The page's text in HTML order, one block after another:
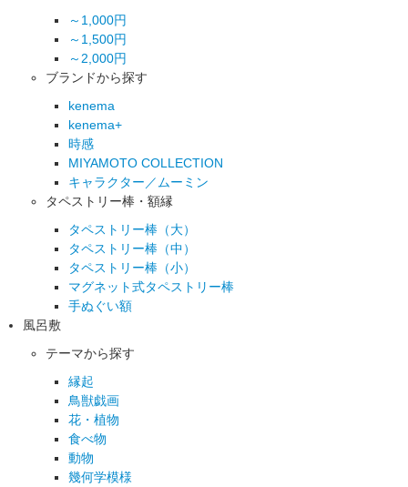
～1,000円
～1,500円
～2,000円
ブランドから探す
kenema
kenema+
時感
MIYAMOTO COLLECTION
キャラクター／ムーミン
タペストリー棒・額縁
タペストリー棒（大）
タペストリー棒（中）
タペストリー棒（小）
マグネット式タペストリー棒
手ぬぐい額
風呂敷
テーマから探す
縁起
鳥獣戯画
花・植物
食べ物
動物
幾何学模様